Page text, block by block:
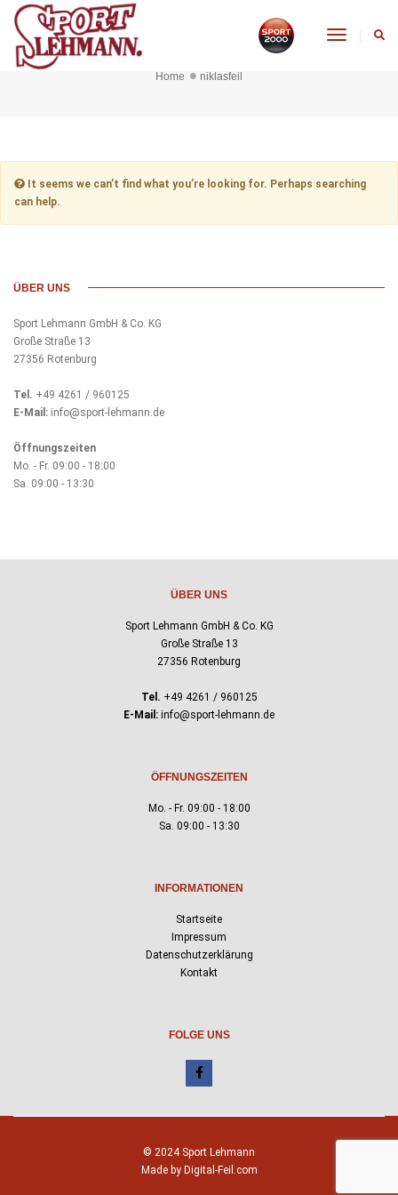
Toggle
Home niklasfeil
It seems we can’t find what you’re looking for. Perhaps searching
can help.
ÜBER UNS
Sport Lehmann GmbH & Co. KG
Große Straße 13
27356 Rotenburg
Tel. +49 4261 / 960125
E-Mail: info@sport-lehmann.de
Öffnungszeiten
Mo. - Fr. 09:00 - 18:00
Sa. 09:00 - 13:30
ÜBER UNS
Sport Lehmann GmbH & Co. KG
Große Straße 13
27356 Rotenburg
Tel. +49 4261 / 960125
E-Mail: info@sport-lehmann.de
ÖFFNUNGSZEITEN
Mo. - Fr. 09:00 - 18:00
Sa. 09:00 - 13:30
INFORMATIONEN
Startseite
Impressum
Datenschutzerklärung
Kontakt
FOLGE UNS
© 2024 Sport Lehmann
Made by Digital-Feil.com